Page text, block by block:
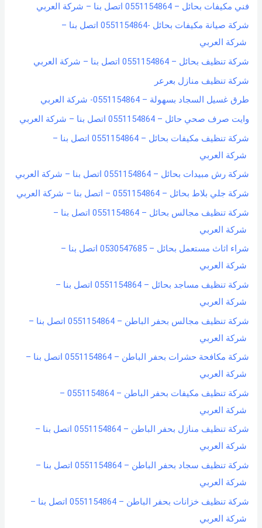
r
:
فني مكيفات بحائل – 0551154864 اتصل بنا – شركة العربي
شركة صيانة مكيفات بحائل -0551154864 اتصل بنا –
شركة العربي
شركة تنظيف بحائل – 0551154864 اتصل بنا – شركة العربي
شركة تنظيف منازل بعرعر
طرق غسيل السجاد بسهولة – 0551154864- شركة العربي
وايت صرف صحي حائل – 0551154864 اتصل بنا – شركة العربي
شركة تنظيف مكيفات بحائل – 0551154864 اتصل بنا –
شركة العربي
شركة رش مبيدات بحائل – 0551154864 اتصل بنا – شركة العربي
شركة جلي بلاط بحائل – 0551154864 – اتصل بنا – شركة العربي
شركة تنظيف مجالس بحائل – 0551154864 اتصل بنا –
شركة العربي
شراء اثاث مستعمل بحائل – 0530547685 اتصل بنا –
شركة العربي
شركة تنظيف مساجد بحائل – 0551154864 اتصل بنا –
شركة العربي
شركة تنظيف مجالس بحفر الباطن – 0551154864 اتصل بنا –
شركة العربي
شركة مكافحة حشرات بحفر الباطن – 0551154864 اتصل بنا –
شركة العربي
شركة تنظيف مكيفات بحفر الباطن – 0551154864 –
شركة العربي
شركة تنظيف منازل بحفر الباطن – 0551154864 اتصل بنا –
شركة العربي
شركة تنظيف سجاد بحفر الباطن – 0551154864 اتصل بنا –
شركة العربي
شركة تنظيف خزانات بحفر الباطن – 0551154864 اتصل بنا –
شركة العربي